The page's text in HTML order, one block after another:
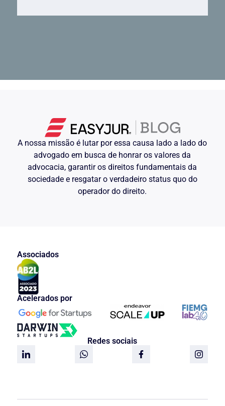
A nossa missão é lutar por essa causa lado a lado do
advogado em busca de honrar os valores da
advocacia, garantir os direitos fundamentais da
sociedade e resgatar o verdadeiro status quo do
operador do direito.
Associados
Acelerados por
Redes sociais